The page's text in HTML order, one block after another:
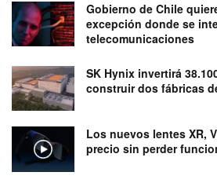
Gobierno de Chile
excepción donde se
telecomunicaciones
SK Hynix invertirá
construir dos fábricas
Los nuevos lentes XR,
precio sin perder